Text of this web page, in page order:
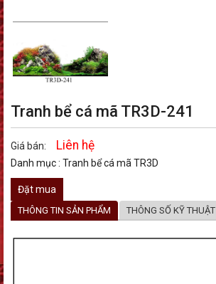
Tranh bể cá mã TR3D-241
Giá bán: Liên hệ
Danh mục : Tranh bể cá mã TR3D
Đặt mua
THÔNG TIN SẢN PHẨM THÔNG SỐ KỸ THUẬT